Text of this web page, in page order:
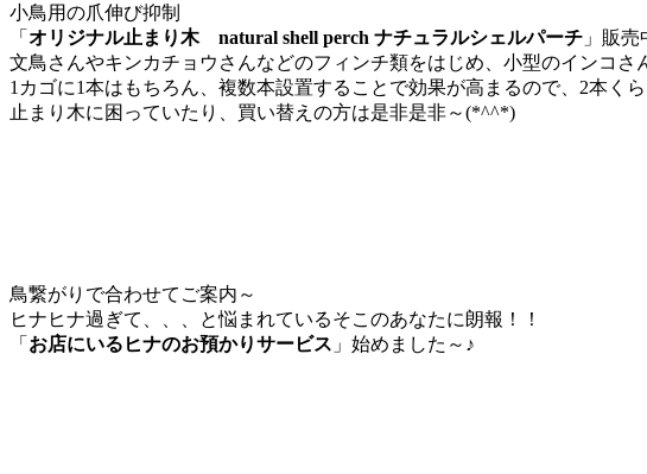
小鳥用の爪伸び抑制
「 オリジナル止まり木 natural shell perch ナチュラルシェルパーチ 」販売
文鳥さんやキンカチョウさんなどのフィンチ類をはじめ、小型のインコさ
1カゴに1本はもちろん、複数本設置することで効果が高まるので、2本く
止まり木に困っていたり、買い替えの方は是非是非～(*^^*)
鳥繋がりで合わせてご案内～
ヒナヒナ過ぎて、、、と悩まれているそこのあなたに朗報！！
「 お店にいるヒナのお預かりサービス 」始めました～♪